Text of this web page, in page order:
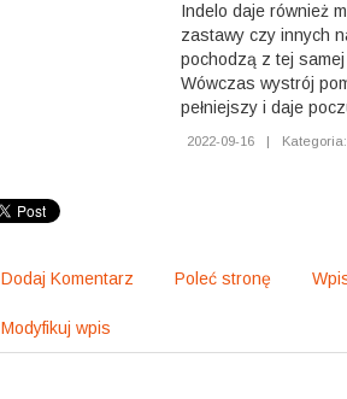
Indelo daje również
zastawy czy innych
pochodzą z tej
Wówczas wystrój
pełniejszy i daje
2022-09-16 |
Dodaj Komentarz Poleć stronę
Modyfikuj wpis